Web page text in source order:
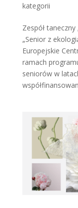
kategorii
Zespół
„Senior z
Europejskie
ramach
seniorów w